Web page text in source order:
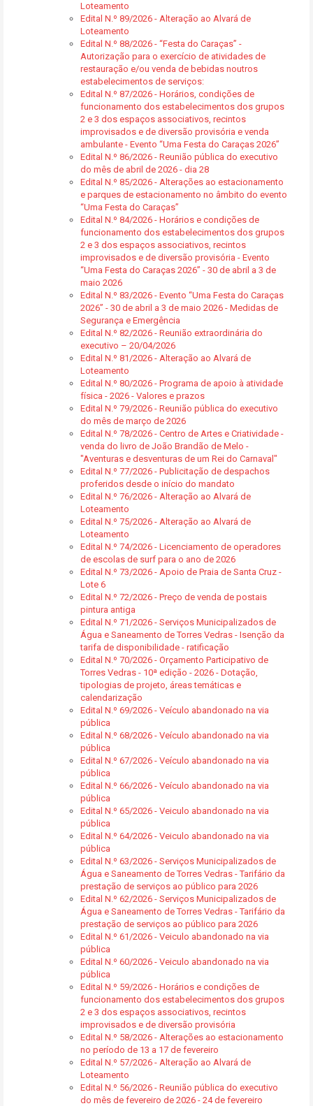
Loteamento
Edital N.º 89/2026 - Alteração ao Alvará de
Loteamento
Edital N.º 88/2026 - “Festa do Caraças” -
Autorização para o exercício de atividades de
restauração e/ou venda de bebidas noutros
estabelecimentos de serviços:
Edital N.º 87/2026 - Horários, condições de
funcionamento dos estabelecimentos dos grupos
2 e 3 dos espaços associativos, recintos
improvisados e de diversão provisória e venda
ambulante - Evento “Uma Festa do Caraças 2026”
Edital N.º 86/2026 - Reunião pública do executivo
do mês de abril de 2026 - dia 28
Edital N.º 85/2026 - Alterações ao estacionamento
e parques de estacionamento no âmbito do evento
“Uma Festa do Caraças”
Edital N.º 84/2026 - Horários e condições de
funcionamento dos estabelecimentos dos grupos
2 e 3 dos espaços associativos, recintos
improvisados e de diversão provisória - Evento
“Uma Festa do Caraças 2026” - 30 de abril a 3 de
maio 2026
Edital N.º 83/2026 - Evento “Uma Festa do Caraças
2026” - 30 de abril a 3 de maio 2026 - Medidas de
Segurança e Emergência
Edital N.º 82/2026 - Reunião extraordinária do
executivo – 20/04/2026
Edital N.º 81/2026 - Alteração ao Alvará de
Loteamento
Edital N.º 80/2026 - Programa de apoio à atividade
física - 2026 - Valores e prazos
Edital N.º 79/2026 - Reunião pública do executivo
do mês de março de 2026
Edital N.º 78/2026 - Centro de Artes e Criatividade -
venda do livro de João Brandão de Melo -
"Aventuras e desventuras de um Rei do Carnaval"
Edital N.º 77/2026 - Publicitação de despachos
proferidos desde o início do mandato
Edital N.º 76/2026 - Alteração ao Alvará de
Loteamento
Edital N.º 75/2026 - Alteração ao Alvará de
Loteamento
Edital N.º 74/2026 - Licenciamento de operadores
de escolas de surf para o ano de 2026
Edital N.º 73/2026 - Apoio de Praia de Santa Cruz -
Lote 6
Edital N.º 72/2026 - Preço de venda de postais
pintura antiga
Edital N.º 71/2026 - Serviços Municipalizados de
Água e Saneamento de Torres Vedras - Isenção da
tarifa de disponibilidade - ratificação
Edital N.º 70/2026 - Orçamento Participativo de
Torres Vedras - 10ª edição - 2026 - Dotação,
tipologias de projeto, áreas temáticas e
calendarização
Edital N.º 69/2026 - Veículo abandonado na via
pública
Edital N.º 68/2026 - Veículo abandonado na via
pública
Edital N.º 67/2026 - Veículo abandonado na via
pública
Edital N.º 66/2026 - Veículo abandonado na via
pública
Edital N.º 65/2026 - Veiculo abandonado na via
pública
Edital N.º 64/2026 - Veiculo abandonado na via
pública
Edital N.º 63/2026 - Serviços Municipalizados de
Água e Saneamento de Torres Vedras - Tarifário da
prestação de serviços ao público para 2026
Edital N.º 62/2026 - Serviços Municipalizados de
Água e Saneamento de Torres Vedras - Tarifário da
prestação de serviços ao público para 2026
Edital N.º 61/2026 - Veiculo abandonado na via
pública
Edital N.º 60/2026 - Veiculo abandonado na via
pública
Edital N.º 59/2026 - Horários e condições de
funcionamento dos estabelecimentos dos grupos
2 e 3 dos espaços associativos, recintos
improvisados e de diversão provisória
Edital N.º 58/2026 - Alterações ao estacionamento
no período de 13 a 17 de fevereiro
Edital N.º 57/2026 - Alteração ao Alvará de
Loteamento
Edital N.º 56/2026 - Reunião pública do executivo
do mês de fevereiro de 2026 - 24 de fevereiro